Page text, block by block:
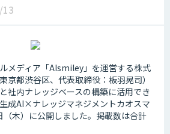
13
メディア「AIsmiley」を運営する株式
京都渋谷区、代表取締役：板羽晃司）
社内ナレッジベースの構築に活用でき
成AI×ナレッジマネジメントカオスマ
木）に公開しました。掲載数は合計